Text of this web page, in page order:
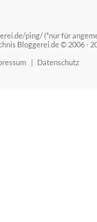
ping/ (*nur für
Bloggerei.de © 2006 -
| Datenschutz